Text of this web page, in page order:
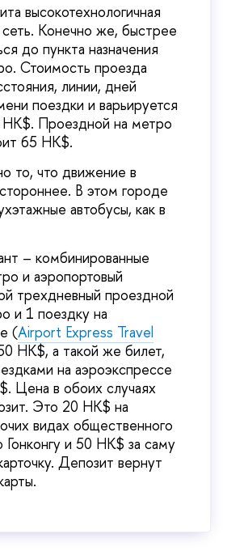
высокотехнологичная
сеть. Конечно же, быстрее
до пункта назначения
Стоимость проезда
линии, дней
поездки и варьируется
Проездной на метро
65 HK$.
то, что движение в
В этом городе
автобусы, как в
– комбинированные
и аэропортовый
трехдневный проездной
и 1 поездку на
(Airport Express Travel
HK$, а такой же билет,
на аэроэкспрессе
Цена в обоих случаях
Это 20 HK$ на
видах общественного
Гонконгу и 50 HK$ за саму
Депозит вернут